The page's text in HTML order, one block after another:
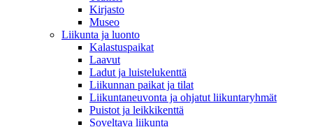
Kirjasto
Museo
Liikunta ja luonto
Kalastuspaikat
Laavut
Ladut ja luistelukenttä
Liikunnan paikat ja tilat
Liikuntaneuvonta ja ohjatut liikuntaryhmät
Puistot ja leikkikenttä
Soveltava liikunta